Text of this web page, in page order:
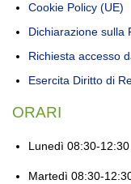
Cookie Policy (UE)
Dichiarazione sulla
Richiesta accesso
Esercita Diritto di
ORARI
Lunedì 08:30-
Martedì 08:30-